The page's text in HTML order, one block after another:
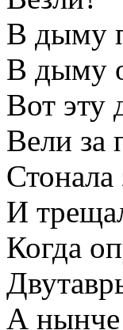
В дыму
В дыму
Вот эту
Вели за
Стонала
И
Когда
А нынче